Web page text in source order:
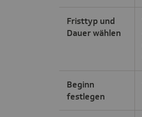
Fristtyp und
Dauer wählen
Beginn
festlegen